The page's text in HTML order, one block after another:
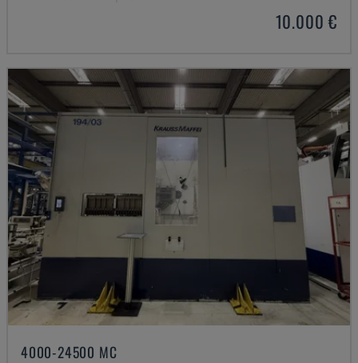
10.000 €
4000-24500 MC